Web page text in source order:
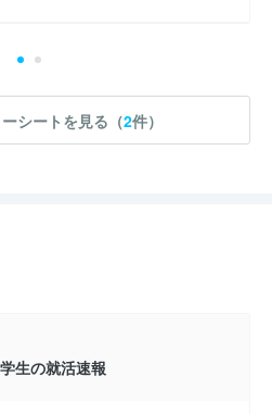
シートを見る（2件）
生の就活速報